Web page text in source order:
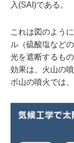
入(SAI)である。
これは図のよう
ル（硫酸塩など
光を遮断するも
効果は、火山の
ボ山の噴火では